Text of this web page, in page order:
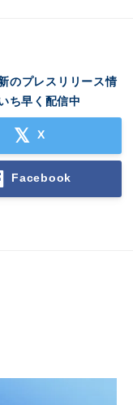
のプレスリリース情
ち早く配信中
X
Facebook